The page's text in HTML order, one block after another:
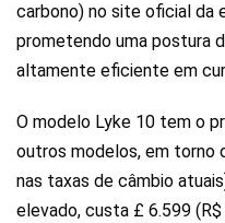
carbono) no site oficial da
prometendo uma postura
altamente eficiente em
O modelo Lyke 10 tem o
outros modelos, em torno
nas taxas de câmbio
elevado, custa £ 6.599